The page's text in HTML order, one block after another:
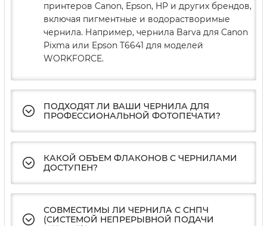
принтеров Canon, Epson, HP и других брендов,
включая пигментные и водорастворимые
чернила. Например, чернила Barva для Canon
Pixma или Epson T6641 для моделей
WORKFORCE.
ПОДХОДЯТ ЛИ ВАШИ ЧЕРНИЛА ДЛЯ
ПРОФЕССИОНАЛЬНОЙ ФОТОПЕЧАТИ?
КАКОЙ ОБЪЕМ ФЛАКОНОВ С ЧЕРНИЛАМИ
ДОСТУПЕН?
СОВМЕСТИМЫ ЛИ ЧЕРНИЛА С СНПЧ
(СИСТЕМОЙ НЕПРЕРЫВНОЙ ПОДАЧИ